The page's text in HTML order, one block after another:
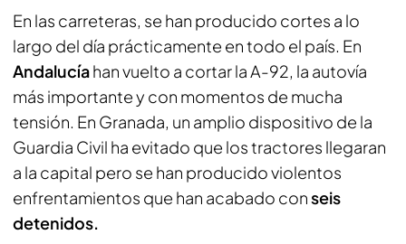
En las carreteras, se han producido cortes a lo
largo del día prácticamente en todo el país. En
Andalucíahan vuelto a cortar la A-92, la autovía
más importante y con momentos de mucha
tensión. En Granada, un amplio dispositivo de la
Guardia Civil ha evitado que los tractores llegaran
a la capital pero se han producido violentos
enfrentamientos que han acabado conseis
detenidos.